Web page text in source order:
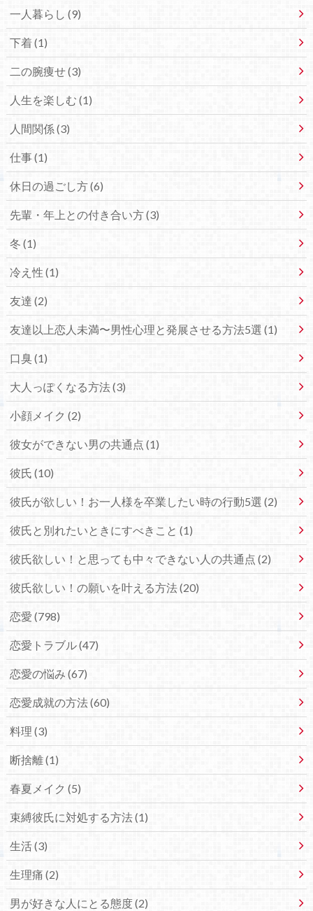
一人暮らし (9)
下着 (1)
二の腕痩せ (3)
人生を楽しむ (1)
人間関係 (3)
仕事 (1)
休日の過ごし方 (6)
先輩・年上との付き合い方 (3)
冬 (1)
冷え性 (1)
友達 (2)
友達以上恋人未満〜男性心理と発展させる方法5選 (1)
口臭 (1)
大人っぽくなる方法 (3)
小顔メイク (2)
彼女ができない男の共通点 (1)
彼氏 (10)
彼氏が欲しい！お一人様を卒業したい時の行動5選 (2)
彼氏と別れたいときにすべきこと (1)
彼氏欲しい！と思っても中々できない人の共通点 (2)
彼氏欲しい！の願いを叶える方法 (20)
恋愛 (798)
恋愛トラブル (47)
恋愛の悩み (67)
恋愛成就の方法 (60)
料理 (3)
断捨離 (1)
春夏メイク (5)
束縛彼氏に対処する方法 (1)
生活 (3)
生理痛 (2)
男が好きな人にとる態度 (2)